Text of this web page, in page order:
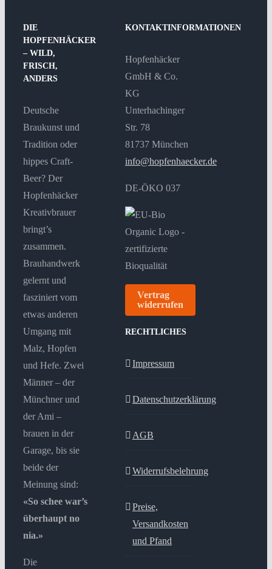
DIE
HOPFENHÄCKER
– WILD,
FRISCH,
ANDERS
Deutsche
Braukunst und
Tradition oder
hippes Craft-
Beer? Der
Hopfenhäcker
Kreativbrauer
bringt’s
zusammen.
Brauhandwerk
gelernt und
fasziniert vom
etwas anderen
Umgang mit
Malz, Hopfen
und Hefe. Zwei
Männer – der
Münchner und
der Ami –
brauen in der
Garage, bis sie
beide der
Meinung sind:
«So schee war’s
überhaupt no
nia.»
Die
KONTAKTINFORMATIONEN
Hopfenhäcker
GmbH & Co.
KG
Unterhachinger
Str. 78
81737 München
info@hopfenhaecker.de
DE-ÖKO 037
Vertrag
widerrufen
RECHTLICHES
Impressum
Datenschutzerklärung
AGB
Widerrufsbelehrung
Preise,
Versandkosten
und Pfand